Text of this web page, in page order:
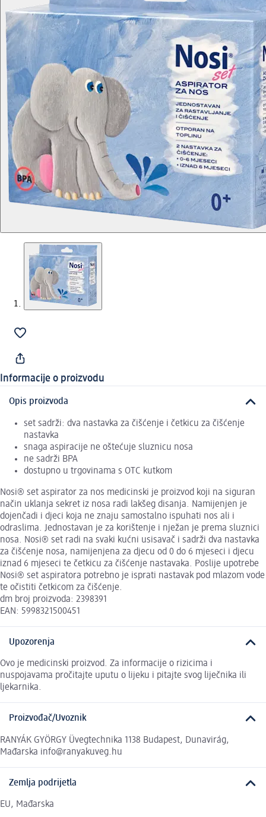
Informacije o proizvodu
Opis proizvoda
set sadrži: dva nastavka za čišćenje i četkicu za čišćenje
nastavka
snaga aspiracije ne oštećuje sluznicu nosa
ne sadrži BPA
dostupno u trgovinama s OTC kutkom
Nosi® set aspirator za nos medicinski je proizvod koji na siguran
način uklanja sekret iz nosa radi lakšeg disanja. Namijenjen je
dojenčadi i djeci koja ne znaju samostalno ispuhati nos ali i
odraslima. Jednostavan je za korištenje i nježan je prema sluznici
nosa. Nosi® set radi na svaki kućni usisavač i sadrži dva nastavka
za čišćenje nosa, namijenjena za djecu od 0 do 6 mjeseci i djecu
iznad 6 mjeseci te četkicu za čišćenje nastavaka. Poslije upotrebe
Nosi® set aspiratora potrebno je isprati nastavak pod mlazom vode
te očistiti četkicom za čišćenje.
dm broj proizvoda: 2398391
EAN: 5998321500451
Upozorenja
Ovo je medicinski proizvod. Za informacije o rizicima i
nuspojavama pročitajte uputu o lijeku i pitajte svog liječnika ili
ljekarnika.
Proizvođač/Uvoznik
RANYÁK GYÖRGY Üvegtechnika 1138 Budapest, Dunavirág,
Mađarska info@ranyakuveg.hu
Zemlja podrijetla
EU, Mađarska